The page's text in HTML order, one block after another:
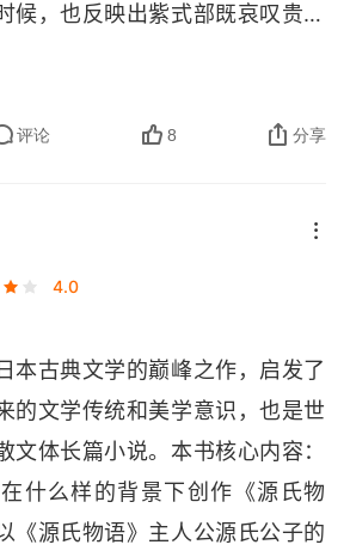
候，也反映出紫式部既哀叹贵族
哀挽的心情；既深切同情妇女的
示了同情和肯定。紫式部一方面
抗性格的妇女形象。空蝉作为一
氏的执拗的追求下，一度有过动
绝源氏的非礼行为，失去惟一依
然没有屈从于源氏而削发为尼。
，后因身世卑贱而遭退婚，被薰
也同样因身份的关系而被藏匿在
终因走投无路，跳进了宇治川，
这种行为，可以说是一种抗争，
的抗争。但另一方面，紫式部又
评论 8 分享
4.0
本古典文学的巅峰之作，启发了
的文学传统和美学意识，也是世
文体长篇小说。本书核心内容：
什么样的背景下创作《源氏物
《源氏物语》主人公源氏公子的